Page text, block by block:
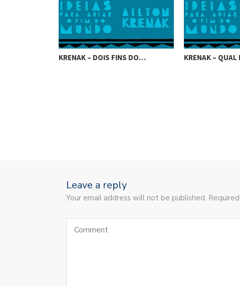
KRENAK – DOIS FINS DO… KRENAK –
Leave a reply
Your email address will not be published.